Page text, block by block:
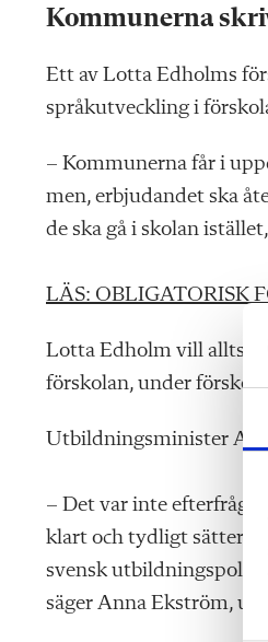
Kommunerna
Ett av Lotta Edholms
språkutveckling i
– Kommunerna får i
men, erbjudandet ska
de ska gå i skolan
LÄS: OBLIGATORISK
Lotta Edholm vill alltså
förskolan, under
Utbildningsminister
– Det var inte
klart och tydligt sätter
svensk
säger Anna Ekström,